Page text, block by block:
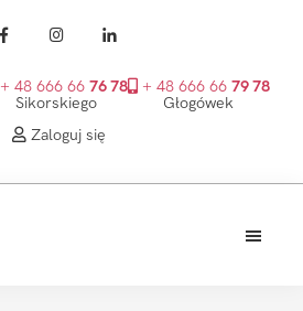
+ 48 666 66 76 78
Sikorskiego
+ 48 666 66 79 78
Głogówek
Zaloguj się